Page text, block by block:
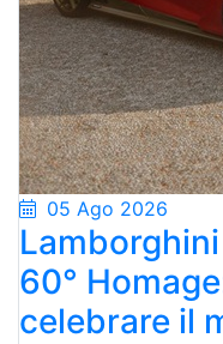
05 Ago 2026
60°
celebrare il